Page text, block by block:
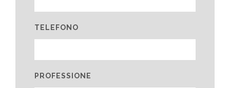
TELEFONO
PROFESSIONE